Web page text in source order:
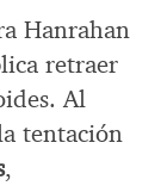
Hanrahan
retraer
Al
tentación
,